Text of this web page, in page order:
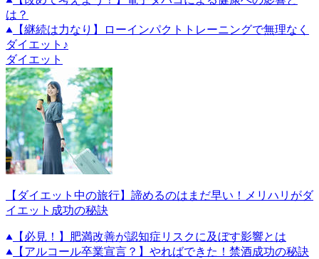
は？
【継続は力なり】ローインパクトトレーニングで無理なく
ダイエット♪
ダイエット
【ダイエット中の旅行】諦めるのはまだ早い！メリハリがダ
イエット成功の秘訣
【必見！】肥満改善が認知症リスクに及ぼす影響とは
【アルコール卒業宣言？】やればできた！禁酒成功の秘訣